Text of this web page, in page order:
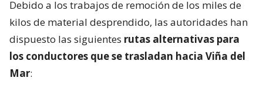
Debido a los trabajos de remoción de los miles de
kilos de material desprendido, las autoridades han
dispuesto las siguientes rutas alternativas para
los conductores que se trasladan hacia Viña del
Mar: